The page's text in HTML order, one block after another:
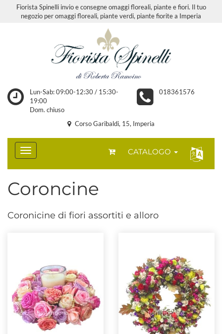
Fiorista Spinelli invio e consegne omaggi floreali, piante e fiori. Il tuo
negozio per omaggi floreali, piante verdi, piante fiorite a Imperia
Lun-Sab: 09:00-12:30 / 15:30-
19:00
Dom. chiuso
018361576
Corso Garibaldi, 15, Imperia
CATALOGO
Coroncine
Coronicine di fiori assortiti e alloro